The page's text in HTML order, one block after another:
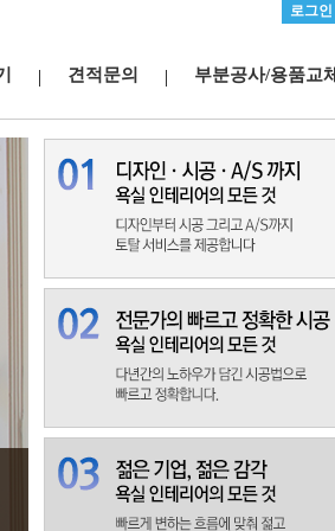
로그인
견적문의 부분공사/용품교체